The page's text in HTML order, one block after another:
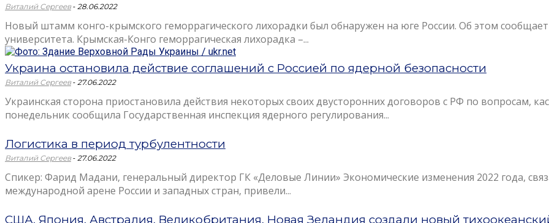
Виталий Сергеев - 28.06.2022
Новый штамм конго-крымского геморрагического лихорадки был обнаружен на юге России. Об этом
университета. Крымская-Конго геморрагическая лихорадка –...
Украина остановила действие соглашений с Россией по ядерной безопасности
Виталий Сергеев - 27.06.2022
Украинская сторона приостановила действия некоторых своих двусторонних договоров с РФ по вопросам,
понедельник сообщила Государственная инспекция ядерного регулирования...
Логистика в период турбулентности
Виталий Сергеев - 27.06.2022
Спикер: Фарид Мадани, генеральный директор ГК «Деловые Линии» Экономические изменения 2022 года,
международной арене России и западных стран, привели...
США, Япония, Австралия, Великобритания, Новая Зеландия создали новый